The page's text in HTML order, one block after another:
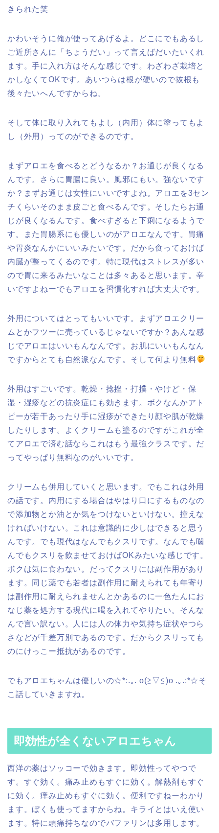
きられた笑
かわいそうに俺が使ってあげるよ。どこにでもあるし
ご近所さんに「ちょうだい」って言えばだいたいくれ
ます。手に入れ方はそんな感じです。わざわざ栽培と
かしなくてOKです。あいつらは根が硬いので抜根も
後々たいへんですからね。
そして体に取り入れてもよし（内用）体に塗ってもよ
し（外用）ってのができるのです。
まずアロエを食べるとどうなるか？お通じが良くなる
んです。さらに胃腸に良い。風邪にもい。強ないです
か？まずお通じは女性にいいですよね。アロエを3セン
チくらいそのまま皮ごと食べるんです。そしたらお通
じが良くなるんです。食べすぎると下痢になるようで
す。また胃腸系にも優しいのがアロエなんです。胃痛
や胃炎なんかにいいみたいです。だから食っておけば
内臓が整ってくるのです。特に現代はストレスが多い
ので胃に来るみたいなことは多々あると思います。辛
いですよねーでもアロエを習慣化すれば大丈夫です。
外用についてはとってもいいです。まずアロエクリー
ムとかフツーに売っているじゃないですか？あんな感
じでアロエはいいもんなんです。お肌にいいもんなん
ですからとても自然派なんです。そして何より無料
外用はすごいです。乾燥・捻挫・打撲・やけど・保
湿・湿疹などの抗炎症にも効きます。ボクなんかアト
ピーが若干あったり手に湿疹ができたり顔や肌が乾燥
したりします。よくクリームも塗るのですがこれが全
てアロエで済む話ならこれはもう最強クラスです。だ
ってやっぱり無料なのがいいです。
クリームも併用していくと思います。でもこれは外用
の話です。内用にする場合はやはり口にするものなの
で添加物とか油とか気をつけないといけない。控えな
ければいけない。これは意識的に少しはできると思う
んです。でも現代はなんでもクスリです。なんでも噛
んでもクスリを飲ませておけばOKみたいな感じです。
ボクは気に食わない。だってクスリには副作用があり
ます。同じ薬でも若者は副作用に耐えられても年寄り
は副作用に耐えられませんとかあるのに一色たんにお
なじ薬を処方する現代に喝を入れてやりたい。そんな
んで言い訳ない。人には人の体力や気持ち症状やつら
さなどが千差万別であるのです。だからクスリっても
のにけっこー抵抗があるのです。
でもアロエちゃんは優しいの☆*:.｡. o(≧▽≦)o .｡.:*☆そ
こ話していきますね。
即効性が全くないアロエちゃん
西洋の薬はソッコーで効きます。即効性ってやつで
す。すぐ効く。痛み止めもすぐに効く。解熱剤もすぐ
に効く。痒み止めもすぐに効く。便利ですねーわかり
ます。ぼくも使ってますからね。キライとはいえ使い
ます。特に頭痛持ちなのでバファリンは多用します。